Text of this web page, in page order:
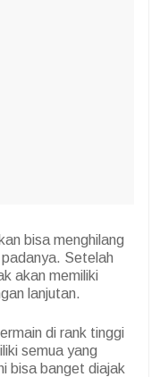
bisa menghilang
Setelah
akan memiliki
lanjutan.
di rank tinggi
semua yang
bisa banget diajak